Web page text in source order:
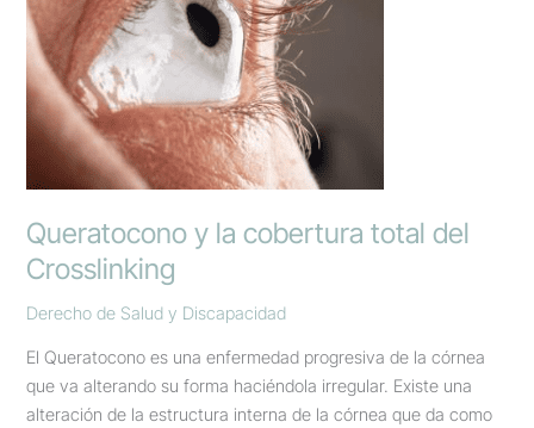
Queratocono y la cobertura total del
Crosslinking
Derecho de Salud y Discapacidad
El Queratocono es una enfermedad progresiva de la córnea
que va alterando su forma haciéndola irregular. Existe una
alteración de la estructura interna de la córnea que da como
Crosslinking